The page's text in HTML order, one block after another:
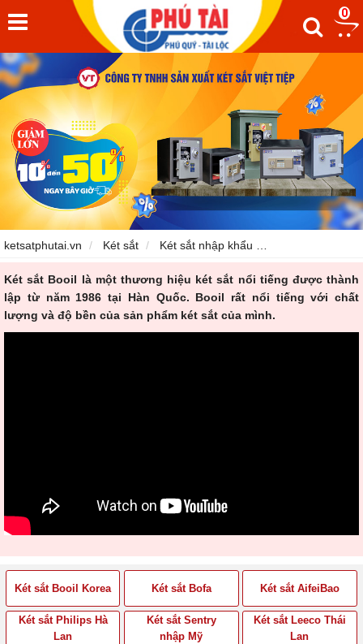
0
ketsatphutai.vn Két sắt Két sắt nhập khẩu
Két sắt Booil là một thương hiệu két sắt nổi tiếng được thành
lập từ năm 1986 tại Hàn Quốc. Booil rất nổi tiếng với chất
lượng và độ bền của sản phẩm két sắt của mình.
Két sắt Booil Korea Két sắt Bofa Két sắt AifeiBao
Két sắt Philips Hà
Lan
Két sắt Sentry
nhập Mỹ
Két sắt Leeco Thái
Lan